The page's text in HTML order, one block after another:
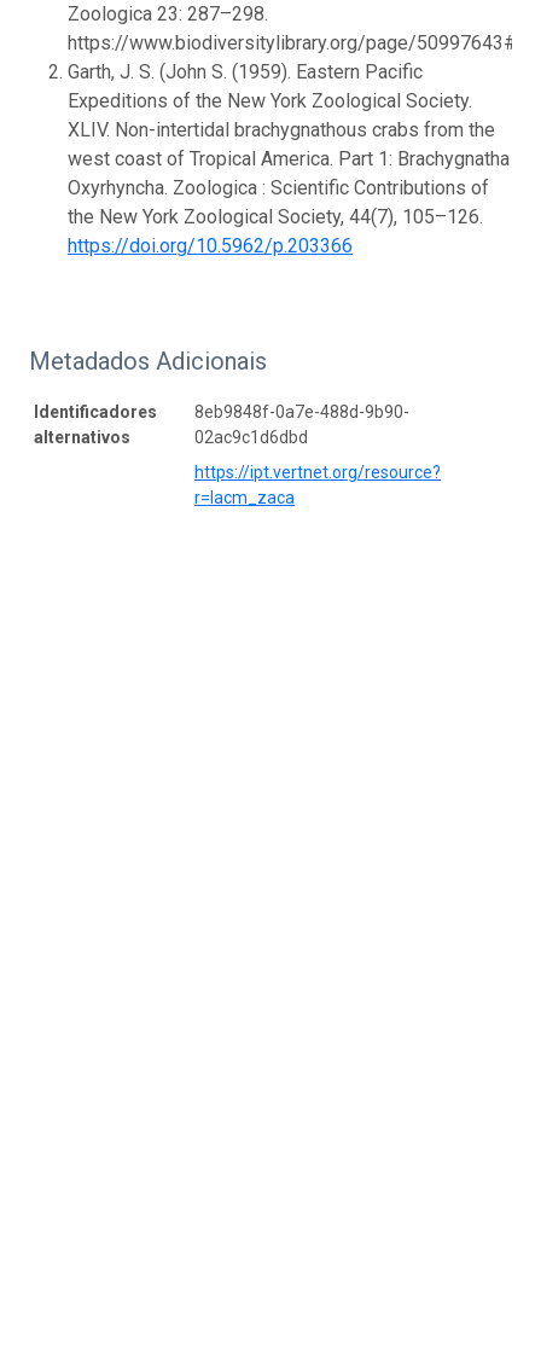
Zoologica 23: 287–298.
https://www.biodiversitylibrary.org/page/
Garth, J. S. (John S. (1959). Eastern Pacific
Expeditions of the New York Zoological Society.
XLIV. Non-intertidal brachygnathous crabs from the
west coast of Tropical America. Part 1: Brachygnatha
Oxyrhyncha. Zoologica : Scientific Contributions of
the New York Zoological Society, 44(7), 105–126.
https://doi.org/10.5962/p.203366
Metadados Adicionais
Identificadores
alternativos
8eb9848f-0a7e-488d-9b90-
02ac9c1d6dbd
https://ipt.vertnet.org/resource?
r=lacm_zaca